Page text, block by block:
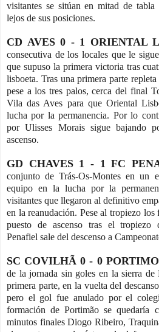
visitantes se sitúan en mitad de tabla
lejos de sus posiciones.
CD AVES 0 - 1 ORIENTAL
consecutiva de los locales que le
que supuso la primera victoria tras
lisboeta. Tras una primera parte
pese a los tres palos, cerca del final
Vila das Aves para que Oriental
lucha por la permanencia. Por lo
por Ulisses Morais sigue bajando
ascenso.
GD CHAVES 1 - 1 FC
conjunto de Trás-Os-Montes en un
equipo en la lucha por la
visitantes que llegaron al definitivo
en la reanudación. Pese al tropiezo
puesto de ascenso tras el tropiezo
Penafiel sale del descenso a
SC COVILHÃ 0 - 0
de la jornada sin goles en la sierra de
primera parte, en la vuelta del
pero el gol fue anulado por el
formación de Portimão se quedaría
minutos finales Diogo Ribeiro,